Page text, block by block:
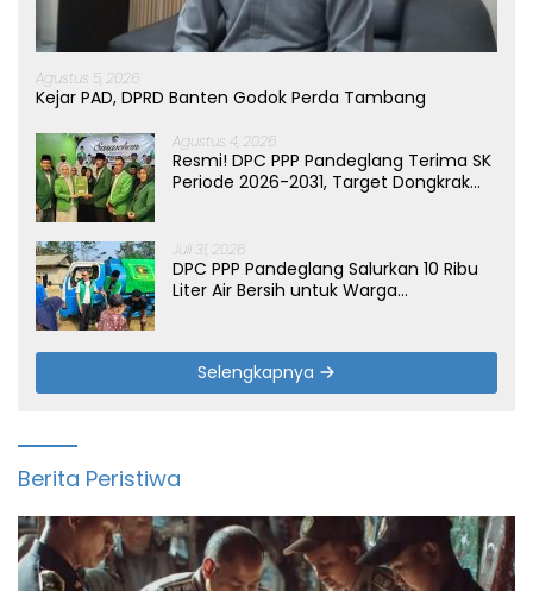
Agustus 5, 2026
Kejar PAD, DPRD Banten Godok Perda Tambang
Agustus 4, 2026
Resmi! DPC PPP Pandeglang Terima SK
Periode 2026-2031, Target Dongkrak
Juli 31, 2026
DPC PPP Pandeglang Salurkan 10 Ribu
Liter Air Bersih untuk Warga
Selengkapnya
Berita Peristiwa